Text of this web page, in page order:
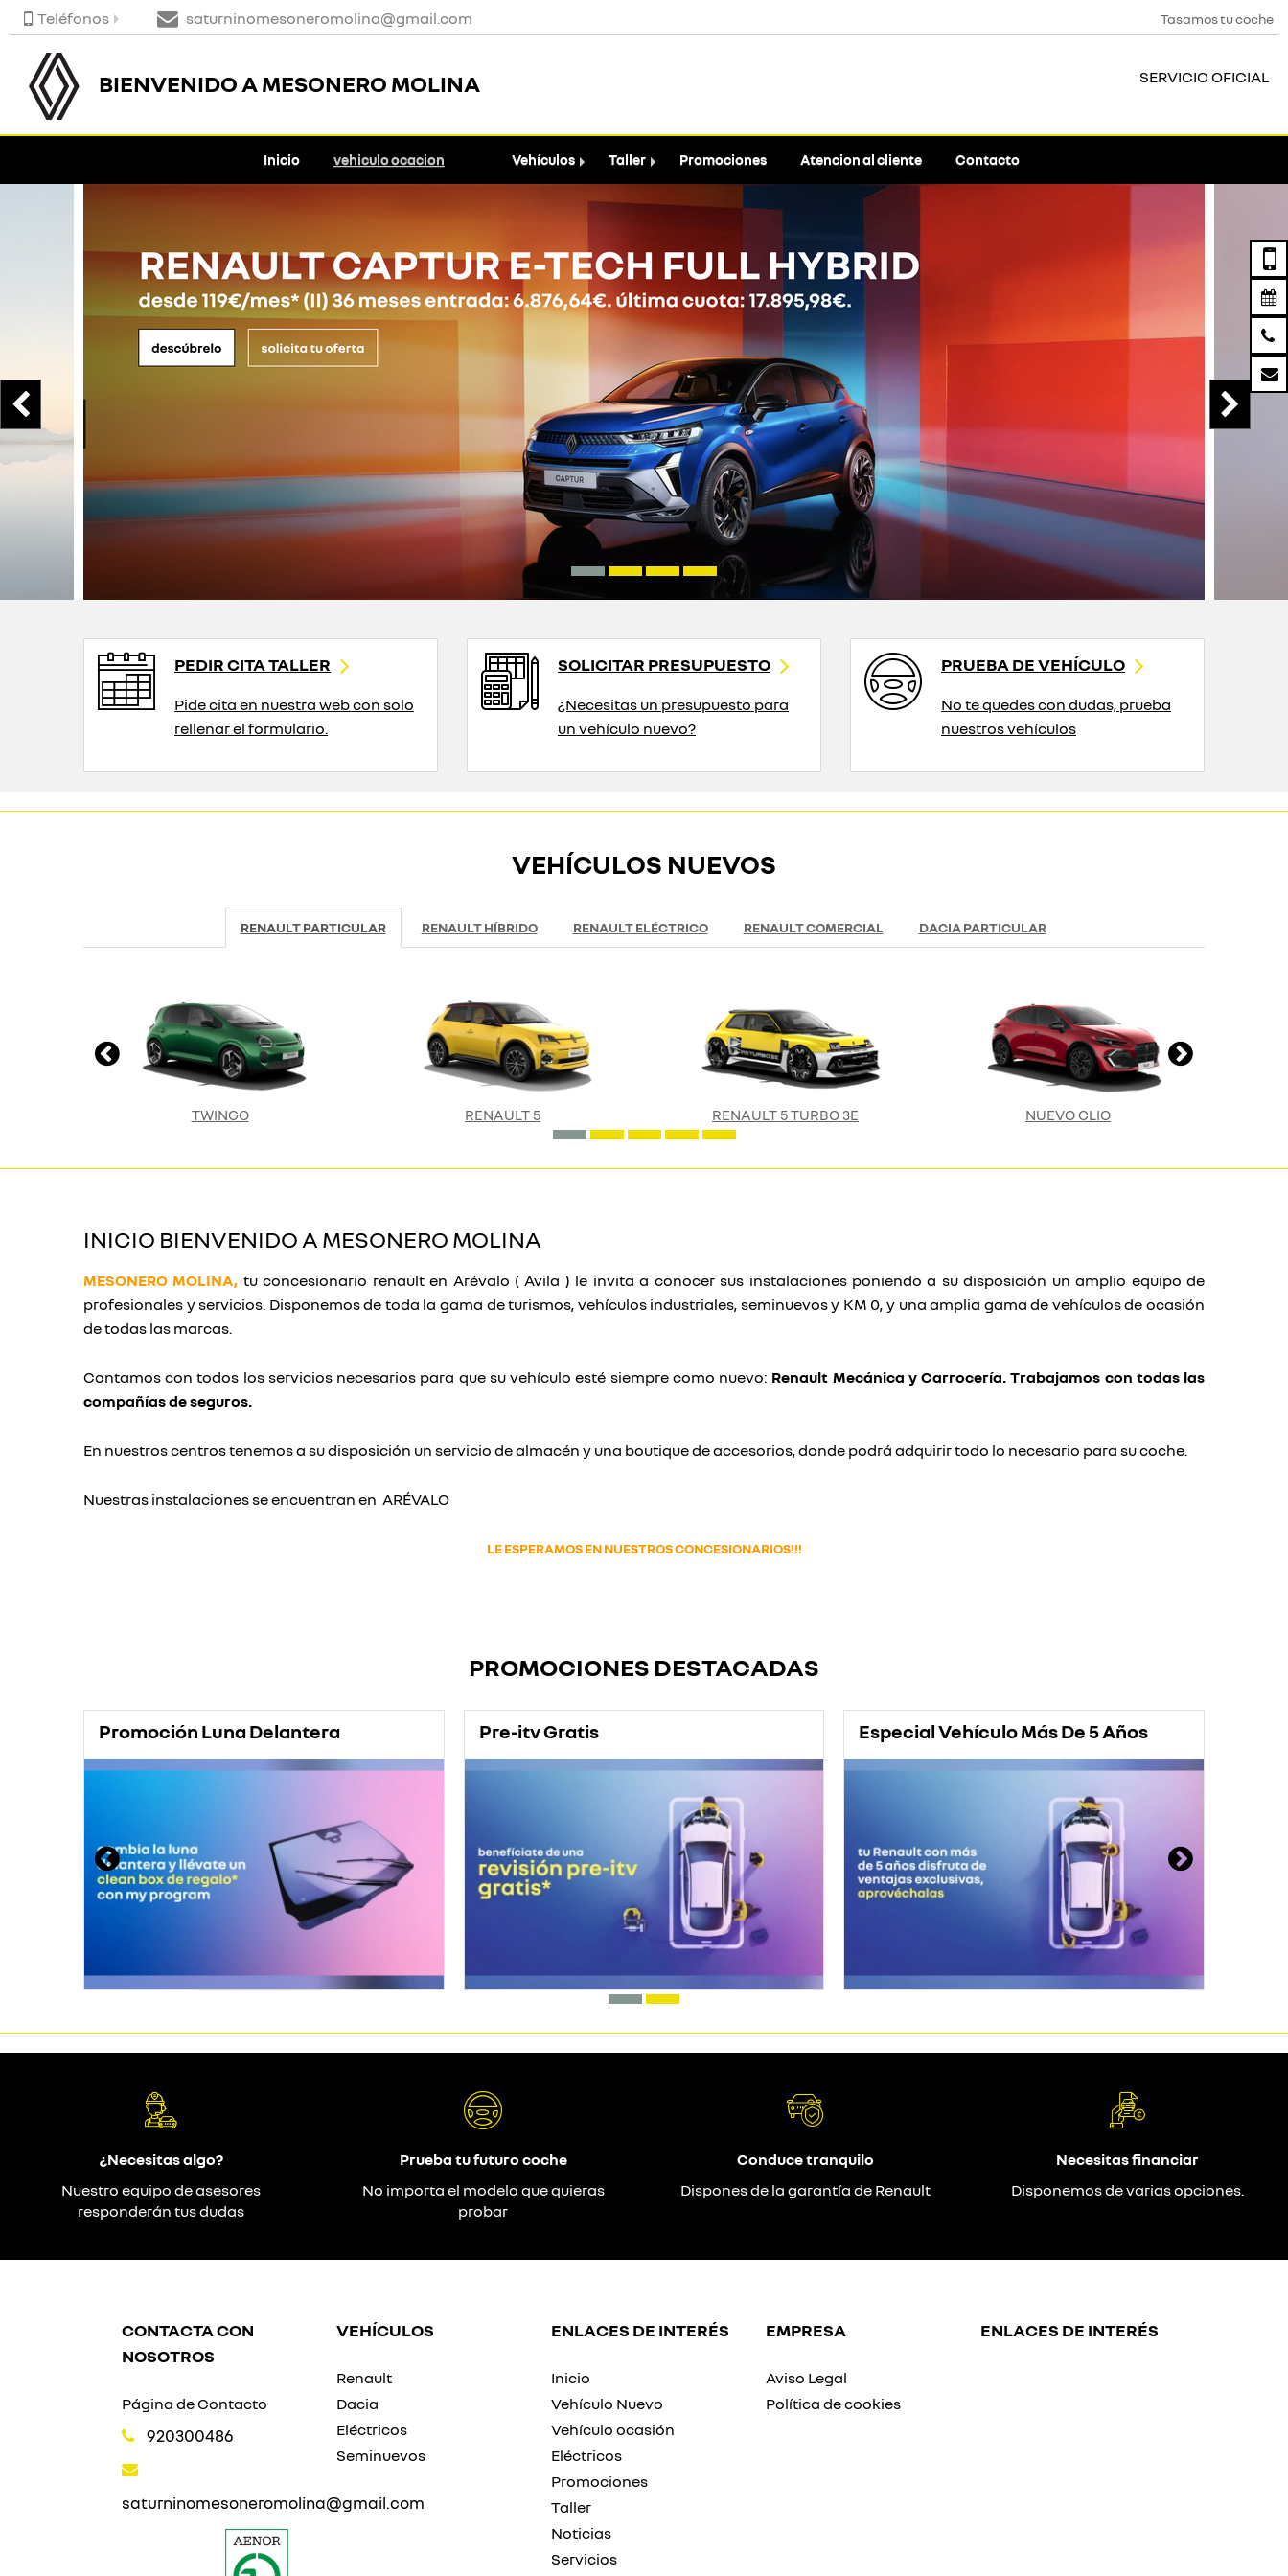
Teléfonos saturninomesoneromolina@gmail.com Tasamos tu coche
BIENVENIDO A MESONERO MOLINA SERVICIO OFICIAL
Inicio vehiculo ocacion Vehículos Taller Promociones Atencion al cliente Contacto
PEDIR CITA TALLER
Pide cita en nuestra web con solo
rellenar el formulario.
SOLICITAR PRESUPUESTO
¿Necesitas un presupuesto para
un vehículo nuevo?
PRUEBA DE VEHÍCULO
No te quedes con dudas, prueba
nuestros vehículos
VEHÍCULOS NUEVOS
RENAULT PARTICULAR RENAULT HÍBRIDO RENAULT ELÉCTRICO RENAULT COMERCIAL DACIA PARTICULAR
TWINGO RENAULT 5 RENAULT 5 TURBO 3E NUEVO CLIO
INICIO BIENVENIDO A MESONERO MOLINA
MESONERO MOLINA, tu concesionario renault en Arévalo ( Avila ) le invita a conocer sus instalaciones poniendo a su disposición un amplio equipo de
profesionales y servicios. Disponemos de toda la gama de turismos, vehículos industriales, seminuevos y KM 0, y una amplia gama de vehículos de ocasión
de todas las marcas.
Contamos con todos los servicios necesarios para que su vehículo esté siempre como nuevo: Renault Mecánica y Carrocería. Trabajamos con todas las
compañías de seguros.
En nuestros centros tenemos a su disposición un servicio de almacén y una boutique de accesorios, donde podrá adquirir todo lo necesario para su coche.
Nuestras instalaciones se encuentran en ARÉVALO
LE ESPERAMOS EN NUESTROS CONCESIONARIOS!!!
PROMOCIONES DESTACADAS
Promoción Luna Delantera Pre-itv Gratis Especial Vehículo Más De 5 Años
¿Necesitas algo?
Nuestro equipo de asesores
responderán tus dudas
Prueba tu futuro coche
No importa el modelo que quieras
probar
Conduce tranquilo
Dispones de la garantía de Renault
Necesitas financiar
Disponemos de varias opciones.
CONTACTA CON
NOSOTROS
Página de Contacto
920300486
saturninomesoneromolina@gmail.com
VEHÍCULOS
Renault
Dacia
Eléctricos
Seminuevos
ENLACES DE INTERÉS
Inicio
Vehículo Nuevo
Vehículo ocasión
Eléctricos
Promociones
Taller
Noticias
Servicios
EMPRESA
Aviso Legal
Política de cookies
ENLACES DE INTERÉS